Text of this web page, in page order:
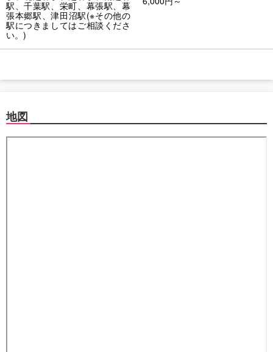
駅、千葉駅、栄町、幕張駅、幕
張本郷駅、津田沼駅(※その他の
駅につきましてはご相談くださ
い。)
地図